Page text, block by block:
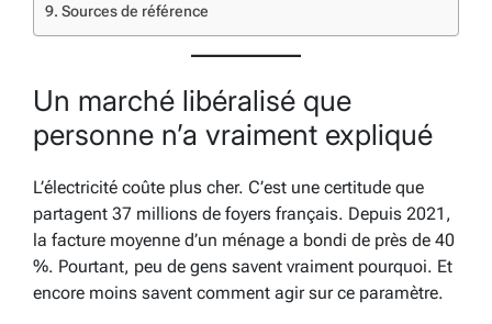
Sources de référence
Un marché libéralisé que
personne n’a vraiment expliqué
L’électricité coûte plus cher. C’est une certitude que
partagent 37 millions de foyers français. Depuis 2021,
la facture moyenne d’un ménage a bondi de près de 40
%. Pourtant, peu de gens savent vraiment pourquoi. Et
encore moins savent comment agir sur ce paramètre.